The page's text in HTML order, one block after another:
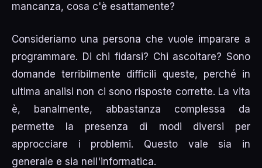
mancanza, cosa c'è esattamente?
Consideriamo una persona che vuole imparare a
programmare. Di chi fidarsi? Chi ascoltare? Sono
domande terribilmente difficili queste, perché in
ultima analisi non ci sono risposte corrette. La vita
è, banalmente, abbastanza complessa da
permette la presenza di modi diversi per
approcciare i problemi. Questo vale sia in
generale e sia nell'informatica.